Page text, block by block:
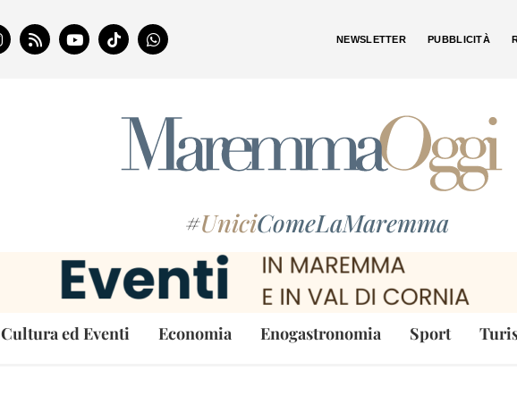
NEWSLETTER PUBBLICITÀ
#UniciComeLaMaremma
Cultura ed Eventi Economia Enogastronomia Sport